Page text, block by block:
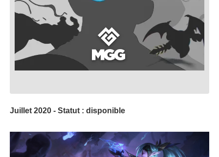
Juillet 2020 - Statut : disponible